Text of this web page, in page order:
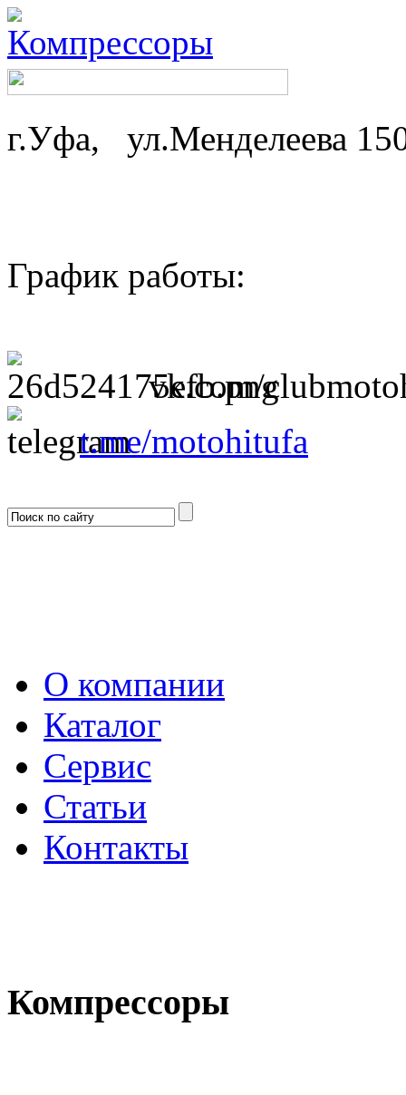
г.Уфа, ул.Менделеева
График работы:
vk.com/
t.me/motohitufa
О компании
Каталог
Сервис
Статьи
Контакты
Компрессоры